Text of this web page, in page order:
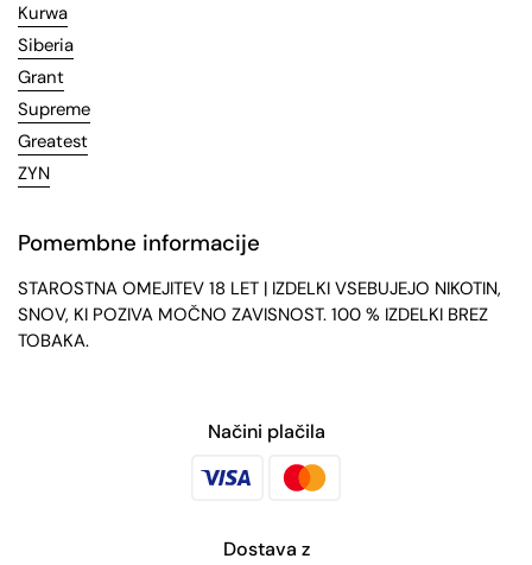
Kurwa
Siberia
Grant
Supreme
Greatest
ZYN
Pomembne informacije
STAROSTNA OMEJITEV 18 LET | IZDELKI VSEBUJEJO NIKOTIN,
SNOV, KI POZIVA MOČNO ZAVISNOST. 100 % IZDELKI BREZ
TOBAKA.
Načini plačila
Dostava z